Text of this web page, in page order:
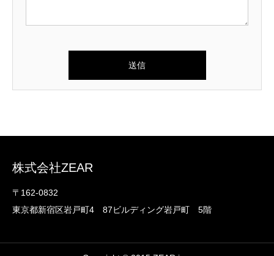
株式会社ZEAR
〒162-0832
東京都新宿区岩戸町4 87ビルディング岩戸町 5階